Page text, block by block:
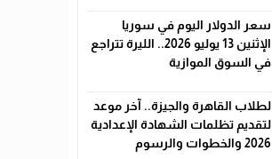
سعر الدولار اليوم في سوريا
الإثنين 13 يوليو 2026.. الليرة تتراجع
في السوق الموازية
لطلاب القاهرة والجيزة.. آخر موعد
لتقديم تظلمات الشهادة الإعدادية
2026 والخطوات والرسوم